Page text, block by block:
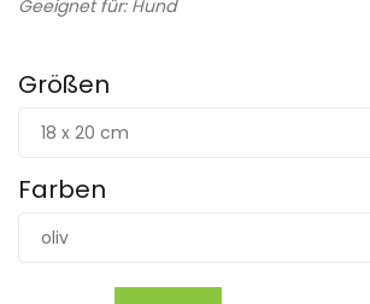
Geeignet für: Hund
Größen
18 x 20 cm
Farben
oliv